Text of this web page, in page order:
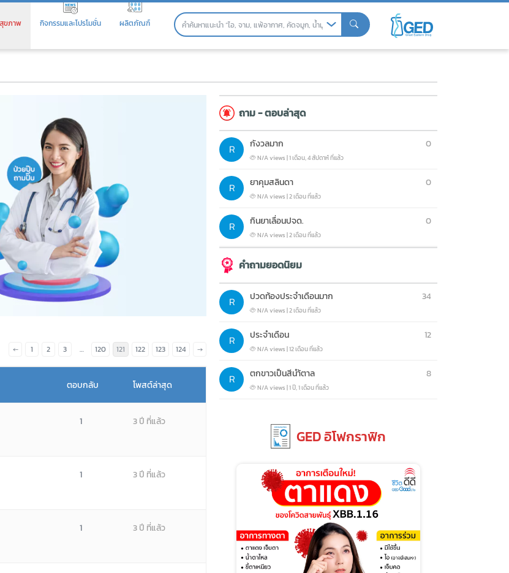
ขภาพ กิจกรรมและโปรโมชั่น ผลิตภัณฑ์
ว โดยผู้เชี่ยวชาญด้านสุขภาพ
ไว โดยผู้เชี่ยวชาญด้านสุขภาพ
← 1 2 3 … 120 121 122 123 124 →
ตอบกลับ โพสต์ล่าสุด
1 3 ปี ที่แล้ว
1 3 ปี ที่แล้ว
1 3 ปี ที่แล้ว
ถาม - ตอบล่าสุด
0
กังวลมาก
N/A views |1 เดือน, 4 สัปดาห์ ที่แล้ว
0
ยาคุมสลินดา
N/A views |2 เดือน ที่แล้ว
0
กินยาเลื่อนปจด.
N/A views |2 เดือน ที่แล้ว
คำถามยอดนิยม
34
ปวดท้องประจำเดือนมาก
N/A views |2 เดือน ที่แล้ว
12
ประจำเดือน
N/A views |12 เดือน ที่แล้ว
8
ตกขาวเป็นสีนำ้ตาล
N/A views |1 ปี, 1 เดือน ที่แล้ว
GED อิโฟกราฟิก